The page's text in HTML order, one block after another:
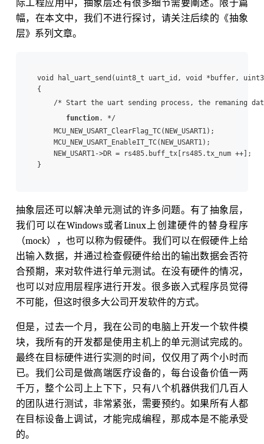
际工程应用中，抽象层还有很多细节需要阐述。限于篇
幅，在本文中，我们不进行探讨，请关注后续的《抽象
层》系列文章。
void hal_uart_send(uint8_t uart_id, void *buffer,
{
/* Start the uart sending process, the remaning
function. */
MCU_NEW_USART_ClearFlag_TC(NEW_USART1);
MCU_NEW_USART_EnableIT_TC(NEW_USART1);
NEW_USART1->DR = rs485.buff_tx[rs485.tx_num ++];
抽象层还可以解决单元测试的许多问题。有了抽象层，
我们可以在Windows或者Linux上创建硬件的替身程序
（mock），也可以称为假硬件。我们可以在假硬件上给
出输入数据，并通过检查假硬件给出的输出数据会否符
合预期，来对软件进行单元测试。在没有硬件的情况，
也可以对应用层程序进行开发。很多嵌入式程序员觉得
不可能，但这时很多大公司开发软件的方式。
但是，过去一个月，我在公司的电脑上开发一个软件模
块，我所有的开发都是使用主机上的单元测试完成的。
最终在目标硬件进行实测的时间，仅仅用了两个小时而
已。我们公司是做高端医疗设备的，每台设备价值一两
千万，整个公司上上下下，只有八个机器供我们几百人
的团队进行测试，非常紧张，需要预约。如果所有人都
在目标设备上调试，才能完成编程，那成本是不能承受
的。